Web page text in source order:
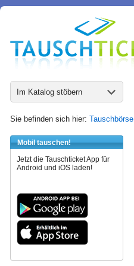
Im Katalog stöbern
Sie befinden sich hier: Tauschbörse
Mobil tauschen!
Jetzt die Tauschticket App für
Android und iOS laden!